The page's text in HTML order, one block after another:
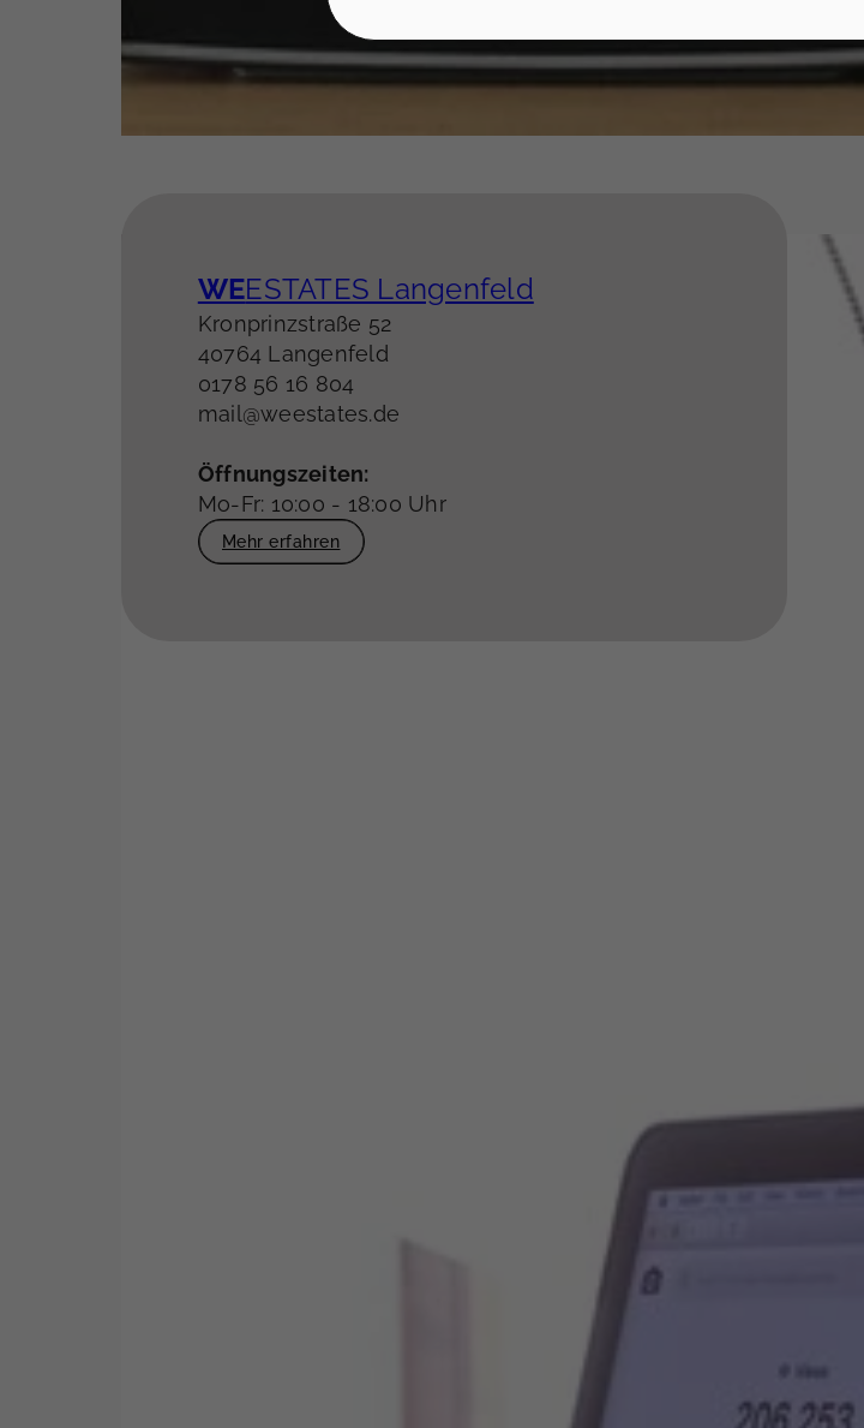
WEESTATES Langenfeld
Kronprinzstraße 52
40764 Langenfeld
0178 56 16 804
mail@weestates.de
Öffnungszeiten:
Mo-Fr: 10:00 - 18:00 Uhr
Mehr erfahren